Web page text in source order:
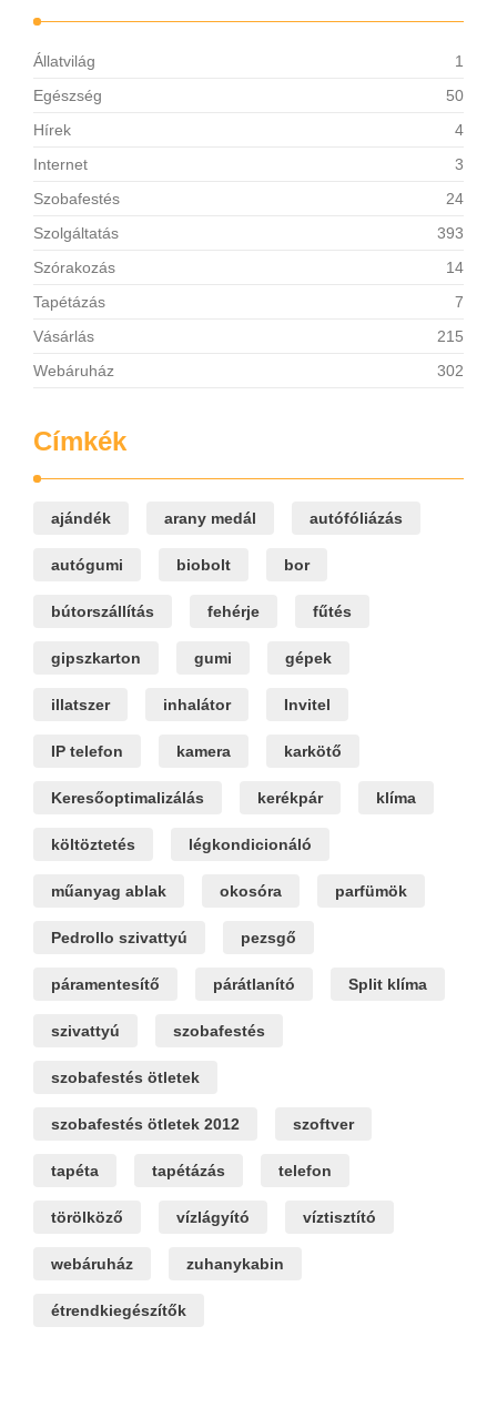
Állatvilág
1
Egészség
50
Hírek
4
Internet
3
Szobafestés
24
Szolgáltatás
393
Szórakozás
14
Tapétázás
7
Vásárlás
215
Webáruház
302
Címkék
ajándék arany medál autófóliázás
autógumi biobolt bor
bútorszállítás fehérje fűtés
gipszkarton gumi gépek
illatszer inhalátor Invitel
IP telefon kamera karkötő
Keresőoptimalizálás kerékpár klíma
költöztetés légkondicionáló
műanyag ablak okosóra parfümök
Pedrollo szivattyú pezsgő
páramentesítő párátlanító Split klíma
szivattyú szobafestés
szobafestés ötletek
szobafestés ötletek 2012 szoftver
tapéta tapétázás telefon
törölköző vízlágyító víztisztító
webáruház zuhanykabin
étrendkiegészítők